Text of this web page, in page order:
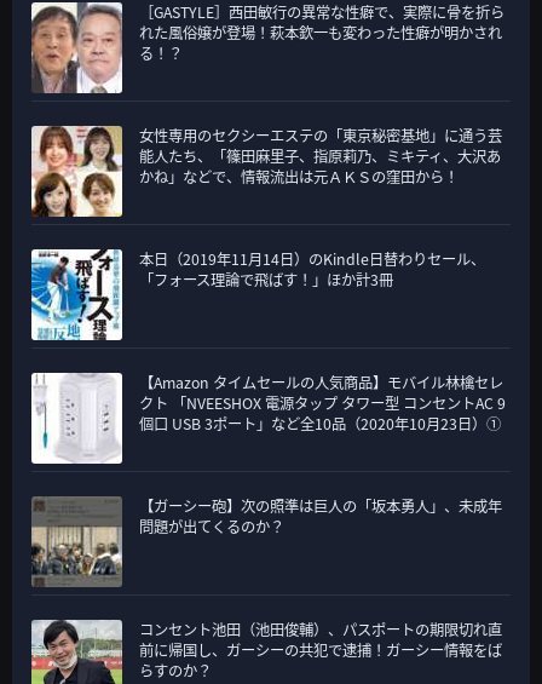
リ
ー
［GASTYLE］西田敏行の異常な性癖で、実際に骨を折ら
れた風俗嬢が登場！萩本欽一も変わった性癖が明かされ
る！？
女性専用のセクシーエステの「東京秘密基地」に通う芸
能人たち、「篠田麻里子、指原莉乃、ミキティ、大沢あ
かね」などで、情報流出は元ＡＫＳの窪田から！
本日（2019年11月14日）のKindle日替わりセール、
「フォース理論で飛ばす！」ほか計3冊
【Amazon タイムセールの人気商品】モバイル林檎セレ
クト 「NVEESHOX 電源タップ タワー型 コンセントAC 9
個口 USB 3ポート」など全10品（2020年10月23日）①
【ガーシー砲】次の照準は巨人の「坂本勇人」、未成年
問題が出てくるのか？
コンセント池田（池田俊輔）、パスポートの期限切れ直
前に帰国し、ガーシーの共犯で逮捕！ガーシー情報をば
らすのか？